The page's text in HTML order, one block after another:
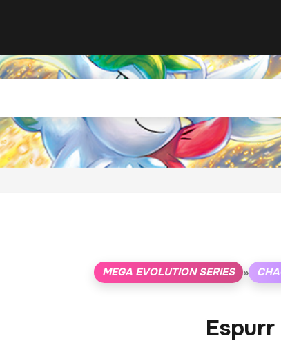
MEGA EVOLUTION SERIES »
Espurr